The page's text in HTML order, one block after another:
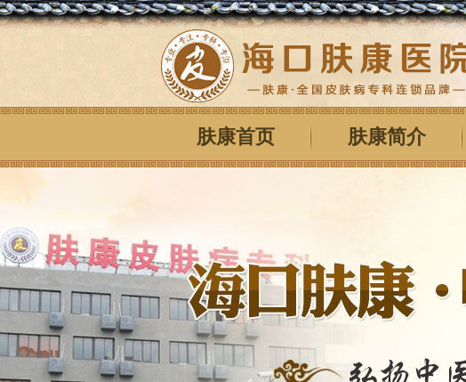
肤康首页 肤康简介